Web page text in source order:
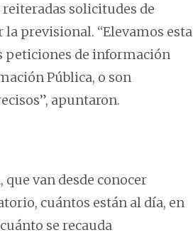
solicitudes de
previsional. “Elevamos esta
peticiones de información
Pública, o son
apuntaron.
van desde conocer
cuántos están al día, en
se recauda